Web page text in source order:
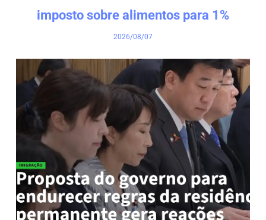
imposto sobre alimentos para 1%
2026/08/07